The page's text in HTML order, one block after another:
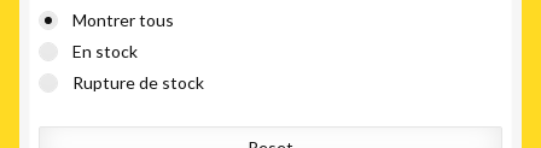
Montrer tous
En stock
Rupture de stock